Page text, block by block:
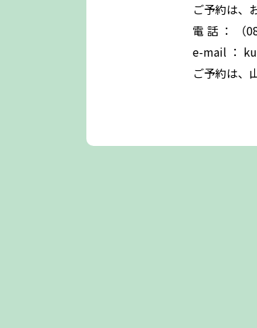
ご予約は、
電 話 ： （
e-mail ：
ご予約は、